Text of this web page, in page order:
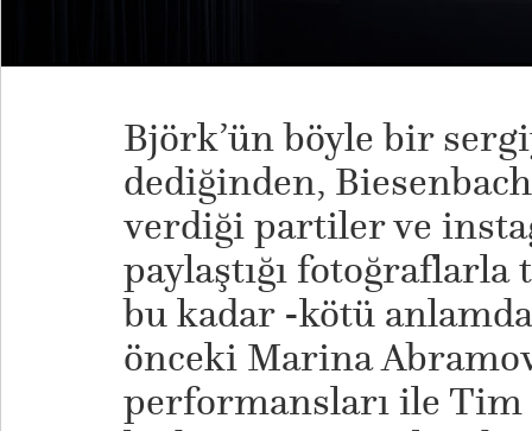
Björk’ün böyle bir
dediğinden,
verdiği partiler ve
paylaştığı
bu kadar -kötü
önceki Marina
performansları ile